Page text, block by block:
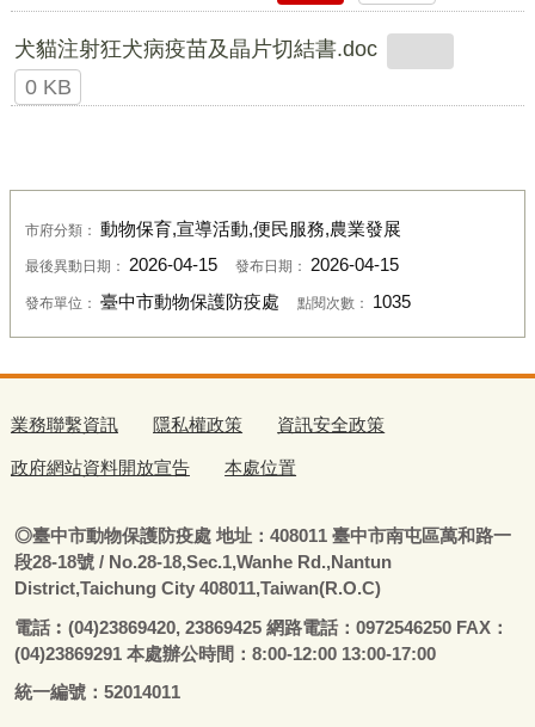
犬貓注射狂犬病疫苗及晶片切結書.doc
0 KB
市府分類： 動物保育,宣導活動,便民服務,農業發展
最後異動日期： 2026-04-15 發布日期： 2026-04-15
發布單位： 臺中市動物保護防疫處 點閱次數： 1035
業務聯繫資訊 隱私權政策 資訊安全政策
政府網站資料開放宣告 本處位置
◎臺中市動物保護防疫處地址：408011 臺中市南屯區萬和路一
段28-18號 / No.28-18,Sec.1,Wanhe Rd.,Nantun
District,Taichung City 408011,Taiwan(R.O.C)
電話︰ (04)23869420, 23869425 網路電話：0972546250 FAX：
(04)23869291 本處辦公時間：8:00-12:00 13:00-17:00
統一編號：52014011